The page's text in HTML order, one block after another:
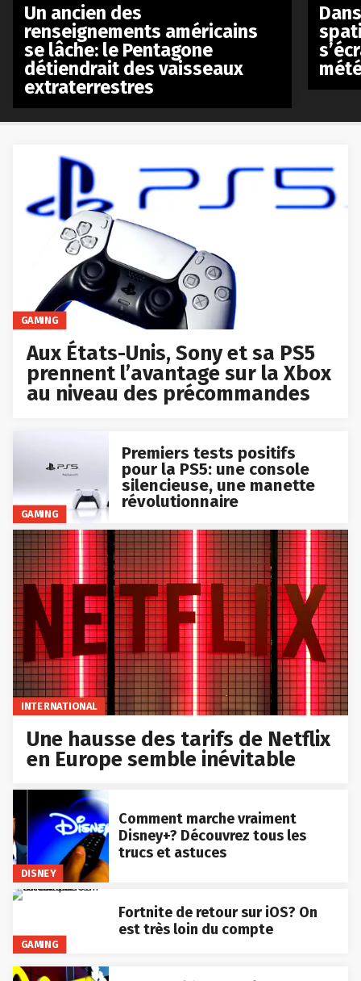
GAMING
Aux États-Unis, Sony et sa PS5
prennent l’avantage sur la Xbox
au niveau des précommandes
GAMING
Premiers tests positifs
pour la PS5: une console
silencieuse, une manette
révolutionnaire
INTERNATIONAL
Une hausse des tarifs de Netflix
en Europe semble inévitable
DISNEY
Comment marche vraiment
Disney+? Découvrez tous les
trucs et astuces
GAMING
Fortnite de retour sur iOS? On
est très loin du compte
Un ancien des
renseignements américains
se lâche: le Pentagone
détiendrait des vaisseaux
extraterrestres